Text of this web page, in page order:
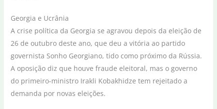
Georgia e Ucrânia
A crise política da Georgia se agravou depois da eleição de
26 de outubro deste ano, que deu a vitória ao partido
governista Sonho Georgiano, tido como próximo da Rússia.
A oposição diz que houve fraude eleitoral, mas o governo
do primeiro-ministro Irakli Kobakhidze tem rejeitado a
demanda por novas eleições.